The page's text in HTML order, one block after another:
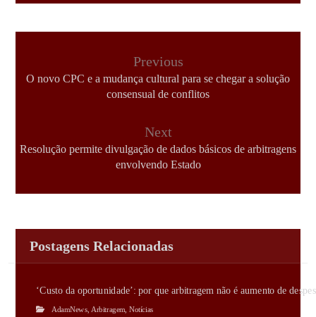
Previous
O novo CPC e a mudança cultural para se chegar a solução
consensual de conflitos
Next
Resolução permite divulgação de dados básicos de arbitragens
envolvendo Estado
Postagens Relacionadas
‘Custo da oportunidade’: por que arbitragem não é aumento de
AdamNews Arbitragem Notícias